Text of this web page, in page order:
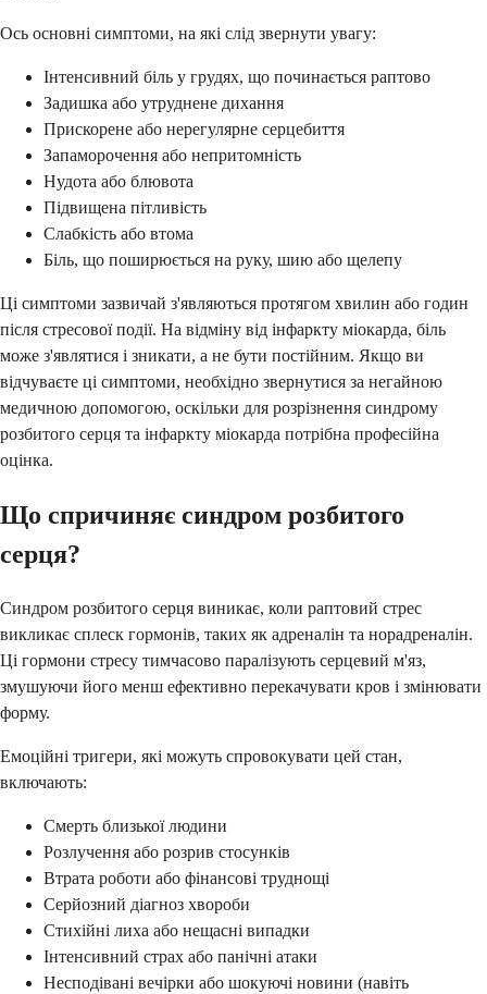
Ось основні симптоми, на які слід звернути увагу:
Інтенсивний біль у грудях, що починається раптово
Задишка або утруднене дихання
Прискорене або нерегулярне серцебиття
Запаморочення або непритомність
Нудота або блювота
Підвищена пітливість
Слабкість або втома
Біль, що поширюється на руку, шию або щелепу
Ці симптоми зазвичай з'являються протягом хвилин або годин
після стресової події. На відміну від інфаркту міокарда, біль
може з'являтися і зникати, а не бути постійним. Якщо ви
відчуваєте ці симптоми, необхідно звернутися за негайною
медичною допомогою, оскільки для розрізнення синдрому
розбитого серця та інфаркту міокарда потрібна професійна
оцінка.
Що спричиняє синдром розбитого
серця?
Синдром розбитого серця виникає, коли раптовий стрес
викликає сплеск гормонів, таких як адреналін та норадреналін.
Ці гормони стресу тимчасово паралізують серцевий м'яз,
змушуючи його менш ефективно перекачувати кров і змінювати
форму.
Емоційні тригери, які можуть спровокувати цей стан,
включають:
Смерть близької людини
Розлучення або розрив стосунків
Втрата роботи або фінансові труднощі
Серйозний діагноз хвороби
Стихійні лиха або нещасні випадки
Інтенсивний страх або панічні атаки
Несподівані вечірки або шокуючі новини (навіть